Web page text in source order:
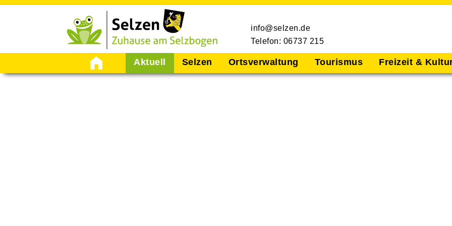
info@selzen.de
Telefon: 06737 215
Startseite Aktuell Selzen Ortsverwaltung Tourismus Freizeit &